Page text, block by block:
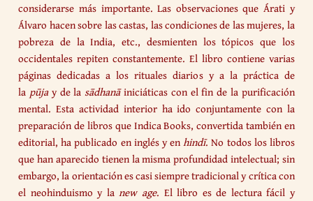
considerarse más importante. Las observaciones que Árati y
Álvaro hacen sobre las castas, las condiciones de las mujeres, la
pobreza de la India, etc., desmienten los tópicos que los
occidentales repiten constantemente. El libro contiene varias
páginas dedicadas a los rituales diarios y a la práctica de
la pūjay de lasādhanāiniciáticas con el fin de la purificación
mental. Esta actividad interior ha ido conjuntamente con la
preparación de libros que Indica Books, convertida también en
editorial, ha publicado en inglés y enhindī. No todos los libros
que han aparecido tienen la misma profundidad intelectual; sin
embargo, la orientación es casi siempre tradicional y crítica con
el neohinduismo y lanew age. El libro es de lectura fácil y